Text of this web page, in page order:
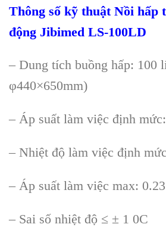
Thông số kỹ thuật Nồi hấp
động Jibimed LS-100LD
– Dung tích buồng hấp: 100
φ440×650mm)
– Áp suất làm việc định
– Nhiệt độ làm việc định
– Áp suất làm việc max:
– Sai số nhiệt độ ≤ ± 1 0C